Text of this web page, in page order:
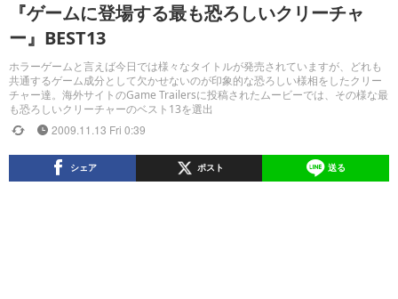
『ゲームに登場する最も恐ろしいクリーチャ
ー』BEST13
ホラーゲームと言えば今日では様々なタイトルが発売されていますが、どれも
共通するゲーム成分として欠かせないのが印象的な恐ろしい様相をしたクリー
チャー達。海外サイトのGame Trailersに投稿されたムービーでは、その様な最
も恐ろしいクリーチャーのベスト13を選出
2009.11.13 Fri 0:39
シェア ポスト 送る